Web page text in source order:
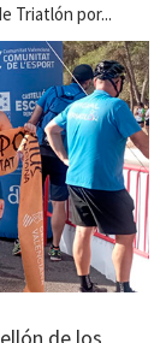
Triatlón por...